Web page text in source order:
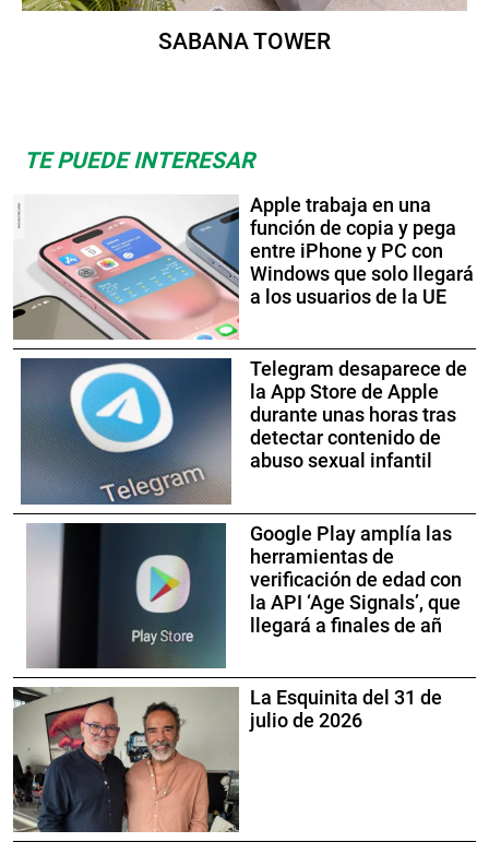
SABANA TOWER
TE PUEDE INTERESAR
Apple trabaja en una
función de copia y pega
entre iPhone y PC con
Windows que solo llegará
a los usuarios de la UE
Telegram desaparece de
la App Store de Apple
durante unas horas tras
detectar contenido de
abuso sexual infantil
Google Play amplía las
herramientas de
verificación de edad con
la API ‘Age Signals’, que
llegará a finales de añ
La Esquinita del 31 de
julio de 2026